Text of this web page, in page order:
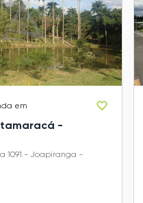
em
-
1091 - Joapiranga -